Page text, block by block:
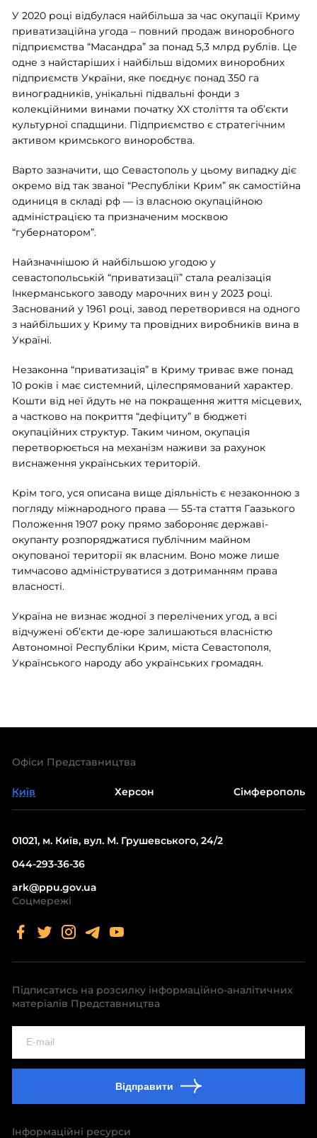
У 2020 році відбулася найбільша за час окупації Криму
приватизаційна угода – повний продаж виноробного
підприємства “Масандра” за понад 5,3 млрд рублів. Це
одне з найстаріших і найбільш відомих виноробних
підприємств України, яке поєднує понад 350 га
виноградників, унікальні підвальні фонди з
колекційними винами початку XX століття та об’єкти
культурної спадщини. Підприємство є стратегічним
активом кримського виноробства.
Варто зазначити, що Севастополь у цьому випадку діє
окремо від так званої “Республіки Крим” як самостійна
одиниця в складі рф — із власною окупаційною
адміністрацією та призначеним москвою
“губернатором”.
Найзначнішою й найбільшою угодою у
севастопольській “приватизації” стала реалізація
Інкерманського заводу марочних вин у 2023 році.
Заснований у 1961 році, завод перетворився на одного
з найбільших у Криму та провідних виробників вина в
Україні.
Незаконна “приватизація” в Криму триває вже понад
10 років і має системний, цілеспрямований характер.
Кошти від неї йдуть не на покращення життя місцевих,
а частково на покриття “дефіциту” в бюджеті
окупаційних структур. Таким чином, окупація
перетворюється на механізм наживи за рахунок
виснаження українських територій.
Крім того, уся описана вище діяльність є незаконною з
погляду міжнародного права — 55-та стаття Гаазького
Положення 1907 року прямо забороняє державі-
окупанту розпоряджатися публічним майном
окупованої території як власним. Воно може лише
тимчасово адмініструватися з дотриманням права
власності.
Україна не визнає жодної з перелічених угод, а всі
відчужені об’єкти де-юре залишаються власністю
Автономної Республіки Крим, міста Севастополя,
Українського народу або українських громадян.
Офіси Представництва
Київ Херсон Сімферополь
01021, м. Київ, вул. М. Грушевського, 24/2
044-293-36-36
ark@ppu.gov.ua
Соцмережі
Підписатись на розсилку інформаційно-аналітичних
матеріалів Представництва
Відправити
Інформаційні ресурси